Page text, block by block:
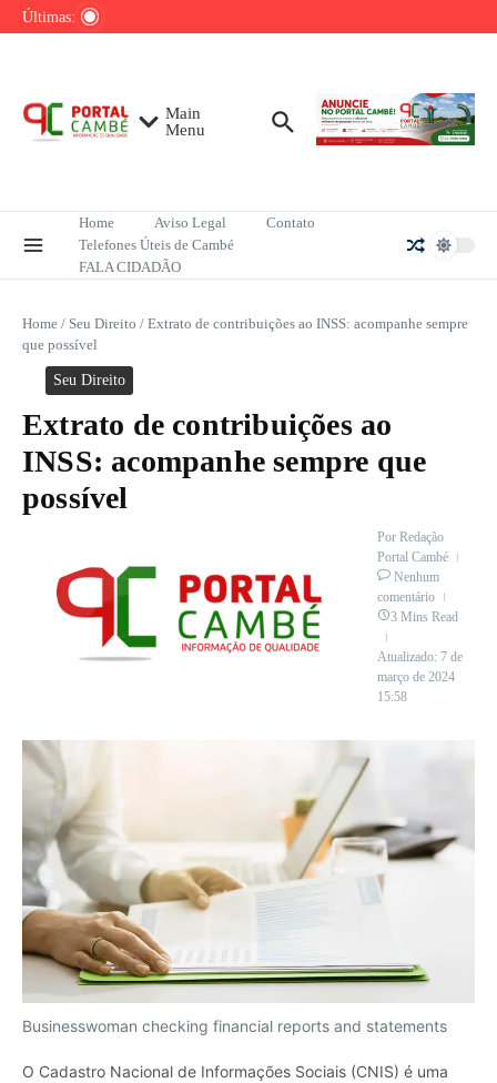
Ir para o conteúdo
Últimas:
Mega-Sena sorteia R$ 165 milhões neste
sobre redução do desmatamento na Amazônia
Main
Menu
Home Aviso Legal
Contato
Telefones Úteis de Cambé
FALA CIDADÃO
Home / Seu Direito / Extrato de contribuições ao INSS: acompanhe sempre
que possível
Seu Direito
Extrato de contribuições ao
INSS: acompanhe sempre que
possível
Por Redação
Portal Cambé
Nenhum
comentário
3 Mins Read
Atualizado: 7 de
março de 2024
15:58
Businesswoman checking financial reports and statements
O Cadastro Nacional de Informações Sociais (CNIS) é uma